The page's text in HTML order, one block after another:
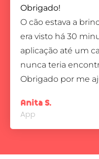
Obrigado!
O cão estava a
era visto há 30
aplicação até um
nunca teria
Obrigado por me
Anita S.
App